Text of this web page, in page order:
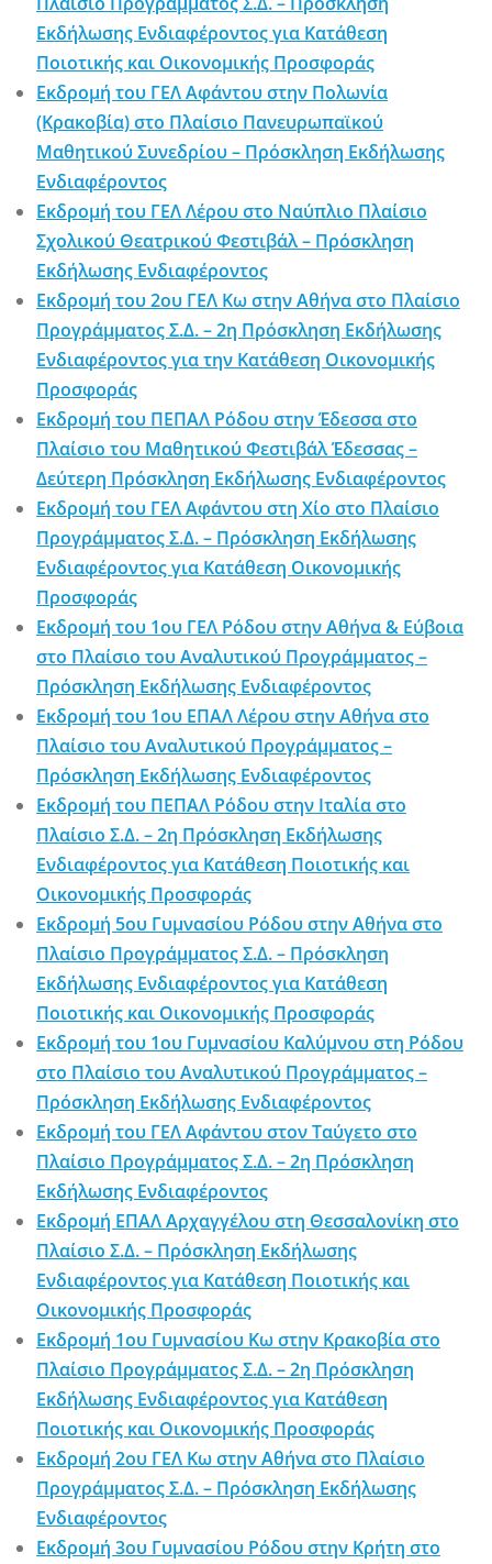
Εκδήλωσης Ενδιαφέροντος για Κατάθεση
Ποιοτικής και Οικονομικής Προσφοράς
Εκδρομή του ΓΕΛ Αφάντου στην Πολωνία
(Κρακοβία) στο Πλαίσιο Πανευρωπαϊκού
Μαθητικού Συνεδρίου – Πρόσκληση Εκδήλωσης
Ενδιαφέροντος
Εκδρομή του ΓΕΛ Λέρου στο Ναύπλιο Πλαίσιο
Σχολικού Θεατρικού Φεστιβάλ – Πρόσκληση
Εκδήλωσης Ενδιαφέροντος
Εκδρομή του 2ου ΓΕΛ Κω στην Αθήνα στο Πλαίσιο
Προγράμματος Σ.Δ. – 2η Πρόσκληση Εκδήλωσης
Ενδιαφέροντος για την Κατάθεση Οικονομικής
Προσφοράς
Εκδρομή του ΠΕΠΑΛ Ρόδου στην Έδεσσα στο
Πλαίσιο του Μαθητικού Φεστιβάλ Έδεσσας –
Δεύτερη Πρόσκληση Εκδήλωσης Ενδιαφέροντος
Εκδρομή του ΓΕΛ Αφάντου στη Χίο στο Πλαίσιο
Προγράμματος Σ.Δ. – Πρόσκληση Εκδήλωσης
Ενδιαφέροντος για Κατάθεση Οικονομικής
Προσφοράς
Εκδρομή του 1ου ΓΕΛ Ρόδου στην Αθήνα & Εύβοια
στο Πλαίσιο του Αναλυτικού Προγράμματος –
Πρόσκληση Εκδήλωσης Ενδιαφέροντος
Εκδρομή του 1ου ΕΠΑΛ Λέρου στην Αθήνα στο
Πλαίσιο του Αναλυτικού Προγράμματος –
Πρόσκληση Εκδήλωσης Ενδιαφέροντος
Εκδρομή του ΠΕΠΑΛ Ρόδου στην Ιταλία στο
Πλαίσιο Σ.Δ. – 2η Πρόσκληση Εκδήλωσης
Ενδιαφέροντος για Κατάθεση Ποιοτικής και
Οικονομικής Προσφοράς
Εκδρομή 5ου Γυμνασίου Ρόδου στην Αθήνα στο
Πλαίσιο Προγράμματος Σ.Δ. – Πρόσκληση
Εκδήλωσης Ενδιαφέροντος για Κατάθεση
Ποιοτικής και Οικονομικής Προσφοράς
Εκδρομή του 1ου Γυμνασίου Καλύμνου στη Ρόδου
στο Πλαίσιο του Αναλυτικού Προγράμματος –
Πρόσκληση Εκδήλωσης Ενδιαφέροντος
Εκδρομή του ΓΕΛ Αφάντου στον Ταύγετο στο
Πλαίσιο Προγράμματος Σ.Δ. – 2η Πρόσκληση
Εκδήλωσης Ενδιαφέροντος
Εκδρομή ΕΠΑΛ Αρχαγγέλου στη Θεσσαλονίκη στο
Πλαίσιο Σ.Δ. – Πρόσκληση Εκδήλωσης
Ενδιαφέροντος για Κατάθεση Ποιοτικής και
Οικονομικής Προσφοράς
Εκδρομή 1ου Γυμνασίου Κω στην Κρακοβία στο
Πλαίσιο Προγράμματος Σ.Δ. – 2η Πρόσκληση
Εκδήλωσης Ενδιαφέροντος για Κατάθεση
Ποιοτικής και Οικονομικής Προσφοράς
Εκδρομή 2ου ΓΕΛ Κω στην Αθήνα στο Πλαίσιο
Προγράμματος Σ.Δ. – Πρόσκληση Εκδήλωσης
Ενδιαφέροντος
Εκδρομή 3ου Γυμνασίου Ρόδου στην Κρήτη στο